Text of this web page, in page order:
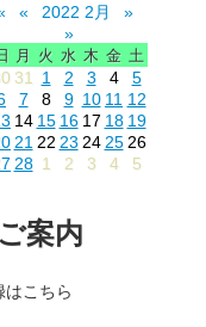
« 2022 2月
»
»
月 火 水 木 金 土
31 1 2 3 4
5
7 8 9 10 11 12
14 15 16 17 18 19
21 22 23 24 25 26
28 1 2 3 4 5
案内
こちら